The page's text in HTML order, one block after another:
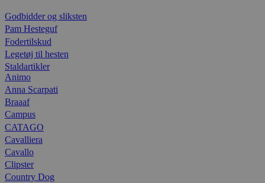
Godbidder og sliksten
Pam Hesteguf
Fodertilskud
Legetøj til hesten
Staldartikler
Animo
Anna Scarpati
Braaaf
Campus
CATAGO
Cavalliera
Cavallo
Clipster
Country Dog